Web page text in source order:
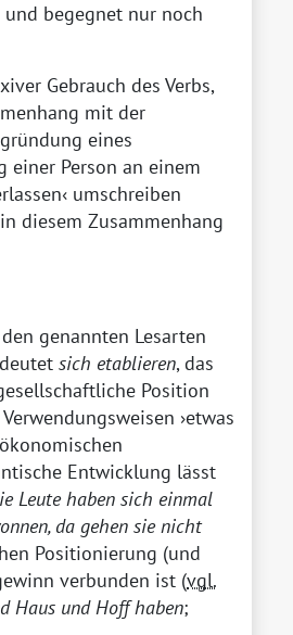
begegnet nur noch
Gebrauch des Verbs,
mit der
eines
einer Person an einem
umschreiben
diesem Zusammenhang
genannten Lesarten
sich etablieren, das
Position
etwas
Entwicklung lässt
Leute haben sich einmal
da gehen sie nicht
Positionierung (und
verbunden ist (vgl.
Haus und Hoff haben;